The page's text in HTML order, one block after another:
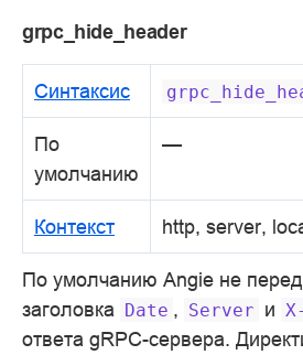
grpc_hide_header
Синтаксис
По
умолчанию
—
Контекст http, server,
По умолчанию Angie не
заголовка Date , Server и
ответа gRPC-сервера.